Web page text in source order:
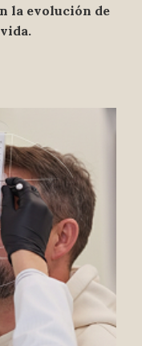
la evolución de